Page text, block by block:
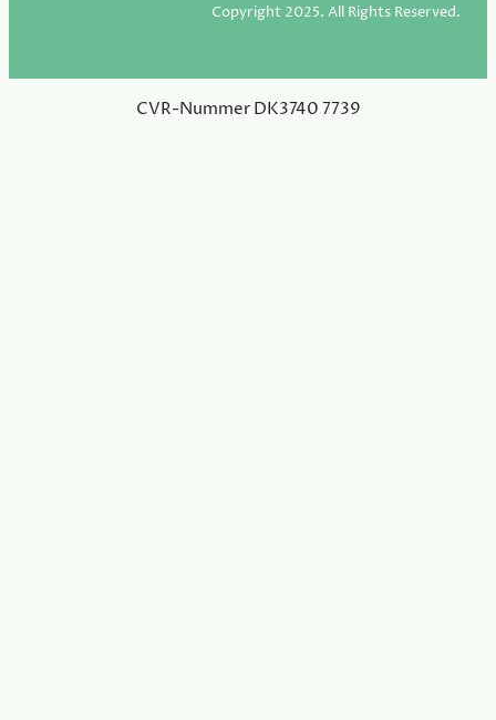
Copyright 2025. All Rights Reserved.
CVR-Nummer DK3740 7739